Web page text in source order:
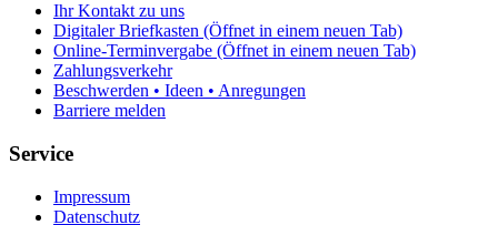
Ihr Kontakt zu uns
Digitaler Briefkasten (Öffnet in einem neuen Tab)
Online-Terminvergabe (Öffnet in einem neuen Tab)
Zahlungsverkehr
Beschwerden • Ideen • Anregungen
Barriere melden
Service
Impressum
Datenschutz